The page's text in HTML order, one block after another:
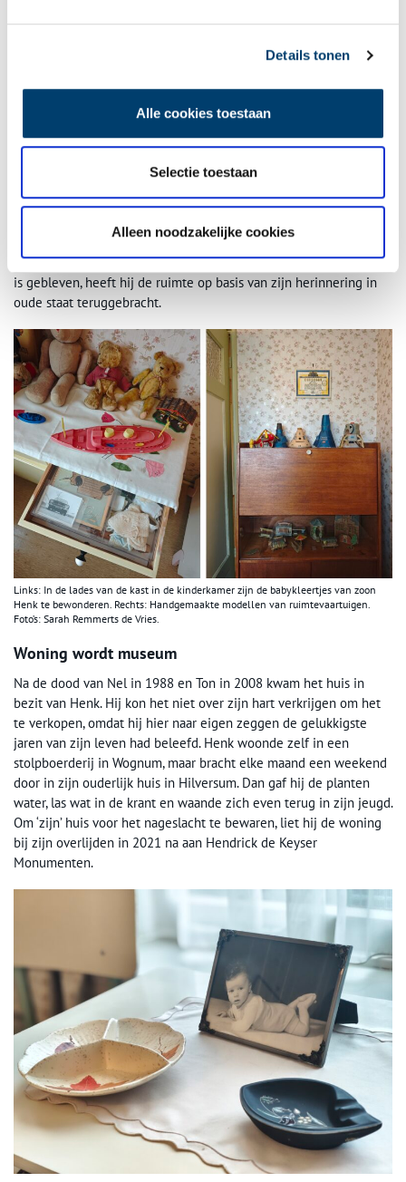
Details tonen
Alle cookies toestaan
Selectie toestaan
Alleen noodzakelijke cookies
De slaapkamer van Ton en Nel met het bij elkaar passende ameublement. Foto:
Henk, die met zowel een babywieg als een eenpersoonsbed twee
momentopnames uit zijn jeugd laat zien. Aan de muur hangen
Tomado-rekjes met Dinky Toys, op een kastje staan zelfgebouwde
ruimteschepen – een testament van de indruk die de
maanlanding in 1969 gemaakt moet hebben op de jongen. Op het
bureau staat een heuse Rolodex en wie de lades van het kastje
naast de wieg open trekt, wordt getrakteerd op de babykleertjes
van Henk. Hoewel de kinderkamer natuurlijk niet altijd hetzelfde
is gebleven, heeft hij de ruimte op basis van zijn herinnering in
oude staat teruggebracht.
Links: In de lades van de kast in de kinderkamer zijn de babykleertjes van zoon
Henk te bewonderen. Rechts: Handgemaakte modellen van ruimtevaartuigen.
Foto’s: Sarah Remmerts de Vries.
Woning wordt museum
Na de dood van Nel in 1988 en Ton in 2008 kwam het huis in
bezit van Henk. Hij kon het niet over zijn hart verkrijgen om het
te verkopen, omdat hij hier naar eigen zeggen de gelukkigste
jaren van zijn leven had beleefd. Henk woonde zelf in een
stolpboerderij in Wognum, maar bracht elke maand een weekend
door in zijn ouderlijk huis in Hilversum. Dan gaf hij de planten
water, las wat in de krant en waande zich even terug in zijn jeugd.
Om ‘zijn’ huis voor het nageslacht te bewaren, liet hij de woning
bij zijn overlijden in 2021 na aan Hendrick de Keyser
Monumenten.